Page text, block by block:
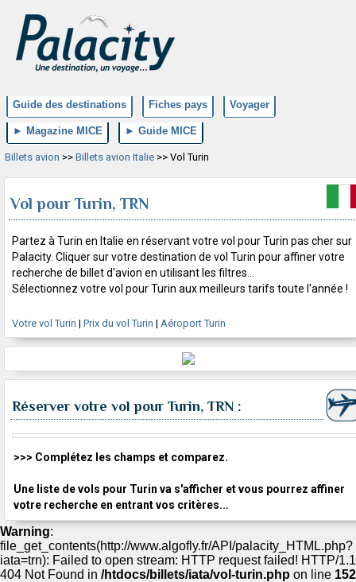
Guide des destinations Fiches pays Voyager
► Magazine MICE ► Guide MICE
Billets avion >> Billets avion Italie >> Vol Turin
Vol pour Turin, TRN
Partez à Turin en Italie en réservant votre vol pour Turin pas cher sur
Palacity. Cliquer sur votre destination de vol Turin pour affiner votre
recherche de billet d'avion en utilisant les filtres...
Sélectionnez votre vol pour Turin aux meilleurs tarifs toute l'année !
Votre vol Turin | Prix du vol Turin | Aéroport Turin
Réserver votre vol pour Turin, TRN :
>>> Complétez les champs et comparez.
Une liste de vols pour Turin va s'afficher et vous pourrez affiner
votre recherche en entrant vos critères...
Warning:
file_get_contents(http://www.algofly.fr/API/palacity_HTML.php?
iata=trn): Failed to open stream: HTTP request failed! HTTP/1.1
404 Not Found in /htdocs/billets/iata/vol-turin.php on line 152